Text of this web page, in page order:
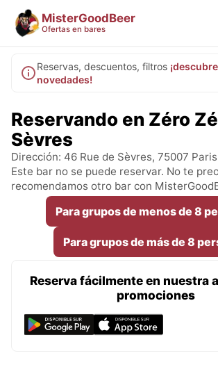
MisterGoodBeer
Ofertas en bares
Reservas, descuentos, filtros
novedades!
Reservando en Zéro
Sèvres
Dirección: 46 Rue de Sèvres, 75007
Este bar no se puede reservar. No te
recomendamos otro bar con
Para grupos de menos de 8
Para grupos de más de 8
Reserva fácilmente en nuestra
promociones